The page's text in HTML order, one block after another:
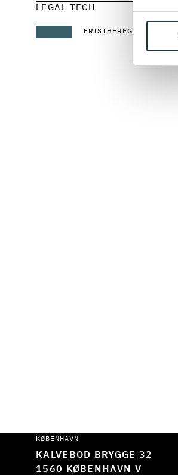
LEGAL TECH
FRISTBEREGNEREN
KØBENHAVN
KALVEBOD BRYGGE 32
1560 KØBENHAVN V